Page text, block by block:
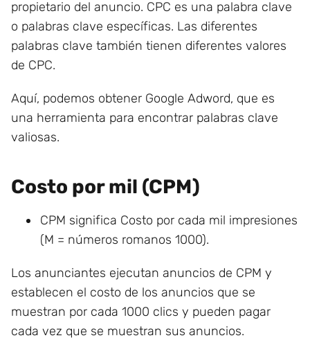
propietario del anuncio. CPC es una palabra clave
o palabras clave específicas. Las diferentes
palabras clave también tienen diferentes valores
de CPC.
Aquí, podemos obtener Google Adword, que es
una herramienta para encontrar palabras clave
valiosas.
Costo por mil (CPM)
CPM significa Costo por cada mil impresiones
(M = números romanos 1000).
Los anunciantes ejecutan anuncios de CPM y
establecen el costo de los anuncios que se
muestran por cada 1000 clics y pueden pagar
cada vez que se muestran sus anuncios.